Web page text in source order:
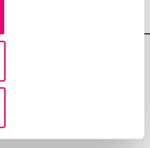
wszystkie lub niektóre
"Ustawienia
nie wpływa na
przed jej wycofaniem